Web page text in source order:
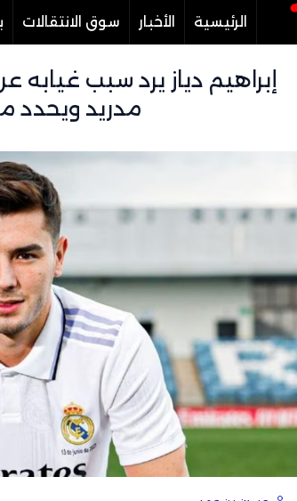
الرئيسية الأخبار سوق الانتقالات
إبراهيم دياز يرد سبب غيابه
مدريد ويحدد